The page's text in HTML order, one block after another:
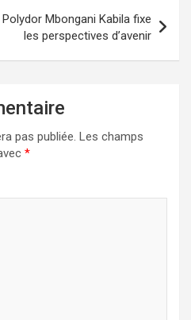
Mbongani Kabila fixe
les perspectives d’avenir
pas publiée. Les champs
*